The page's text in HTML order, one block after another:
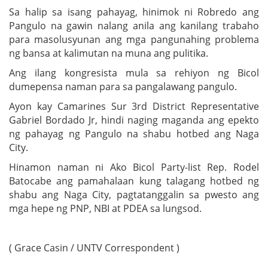
Sa halip sa isang pahayag, hinimok ni Robredo ang
Pangulo na gawin nalang anila ang kanilang trabaho
para masolusyunan ang mga pangunahing problema
ng bansa at kalimutan na muna ang pulitika.
Ang ilang kongresista mula sa rehiyon ng Bicol
dumepensa naman para sa pangalawang pangulo.
Ayon kay Camarines Sur 3rd District Representative
Gabriel Bordado Jr, hindi naging maganda ang epekto
ng pahayag ng Pangulo na shabu hotbed ang Naga
City.
Hinamon naman ni Ako Bicol Party-list Rep. Rodel
Batocabe ang pamahalaan kung talagang hotbed ng
shabu ang Naga City, pagtatanggalin sa pwesto ang
mga hepe ng PNP, NBI at PDEA sa lungsod.
( Grace Casin / UNTV Correspondent )